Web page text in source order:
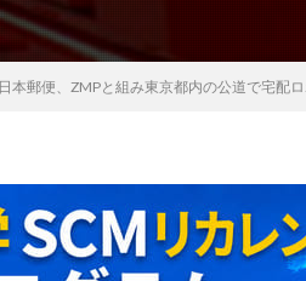
日本郵便、ZMPと組み東京都内の公道で宅配